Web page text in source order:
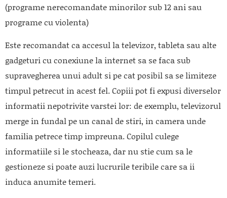
(programe nerecomandate minorilor sub 12 ani sau
programe cu violenta)
Este recomandat ca accesul la televizor, tableta sau alte
gadgeturi cu conexiune la internet sa se faca sub
supravegherea unui adult si pe cat posibil sa se limiteze
timpul petrecut in acest fel. Copiii pot fi expusi diverselor
informatii nepotrivite varstei lor: de exemplu, televizorul
merge in fundal pe un canal de stiri, in camera unde
familia petrece timp impreuna. Copilul culege
informatiile si le stocheaza, dar nu stie cum sa le
gestioneze si poate auzi lucrurile teribile care sa ii
induca anumite temeri.